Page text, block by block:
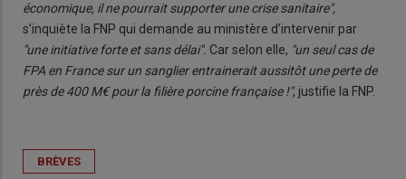
économique, il ne pourrait supporter une crise sanitaire",
s’inquiète la FNP qui demande au ministère d’intervenir par
"une initiative forte et sans délai". Car selon elle, "un seul cas de
FPA en France sur un sanglier entrainerait aussitôt une perte de
près de 400 M€ pour la filière porcine française !", justifie la FNP.
BRÈVES